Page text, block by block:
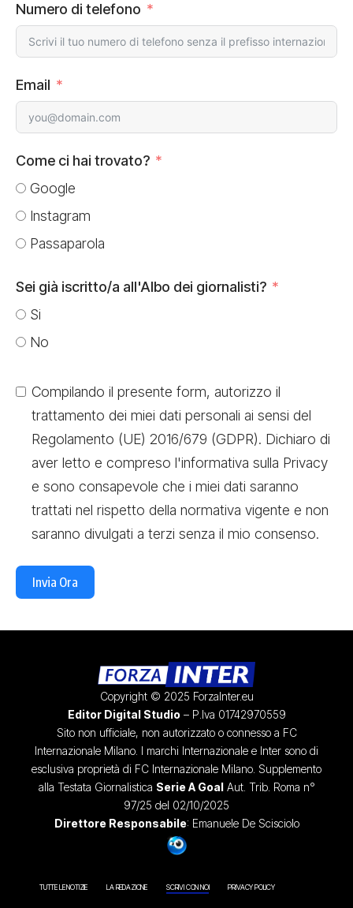
Numero di telefono
Email
Come ci hai trovato?
Google
Instagram
Passaparola
Sei già iscritto/a all'Albo dei giornalisti?
Si
No
Compilando il presente form, autorizzo il
trattamento dei miei dati personali ai sensi del
Regolamento (UE) 2016/679 (GDPR). Dichiaro di
aver letto e compreso l'informativa sulla Privacy
e sono consapevole che i miei dati saranno
trattati nel rispetto della normativa vigente e non
saranno divulgati a terzi senza il mio consenso.
Invia Ora
Copyright © 2025 ForzaInter.eu
Editor Digital Studio – P.Iva 01742970559
Sito non ufficiale, non autorizzato o connesso a FC
Internazionale Milano. I marchi Internazionale e Inter sono di
esclusiva proprietà di FC Internazionale Milano. Supplemento
alla Testata Giornalistica Serie A GoalAut. Trib. Roma n°
97/25 del 02/10/2025
Direttore Responsabile: Emanuele De Scisciolo
TUTTE LE NOTIZIE LA REDAZIONE SCRIVI CON NOI PRIVACY POLICY